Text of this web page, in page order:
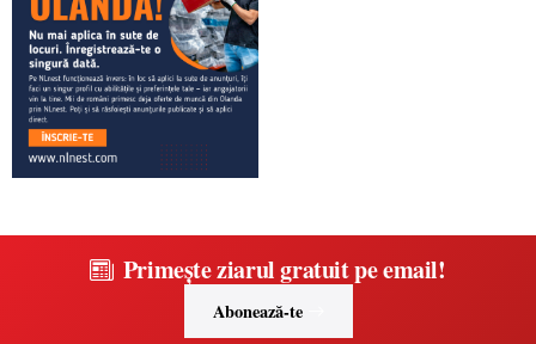
Primește ziarul gratuit pe email!
Abonează-te